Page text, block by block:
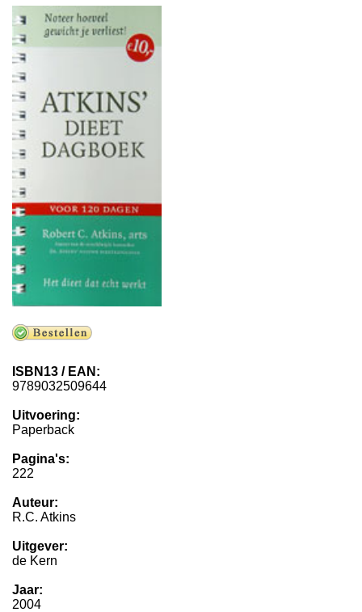
Koolhydraten tellen
Links
ISBN13 / EAN:
9789032509644
Uitvoering:
Paperback
Pagina's:
222
Auteur:
R.C. Atkins
Uitgever:
de Kern
Jaar:
2004